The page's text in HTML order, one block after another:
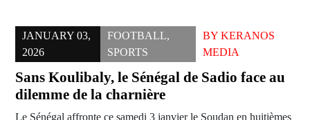
JANUARY 03,
2026
FOOTBALL,
SPORTS
BY KERANOS
MEDIA
Sans Koulibaly, le Sénégal de Sadio face au
dilemme de la charnière
Le Sénégal affronte ce samedi 3 janvier le Soudan en huitièmes